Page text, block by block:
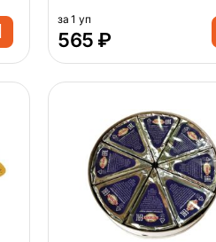
Bean , Корея 545г
‍565‍ ₽
за 1 уп